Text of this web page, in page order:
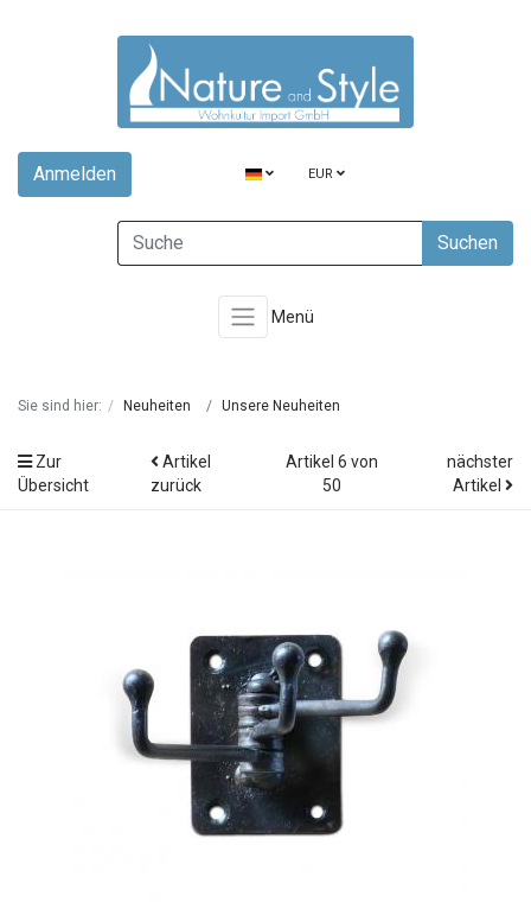
Anmelden EUR
Suchen
Menü
Sie sind hier: Neuheiten Unsere Neuheiten
Zur
Übersicht
Artikel
zurück
Artikel 6 von
50
nächster
Artikel